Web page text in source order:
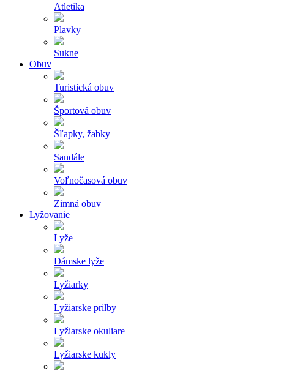
Atletika
Plavky
Sukne
Obuv
Turistická obuv
Športová obuv
Šľapky, žabky
Sandále
Voľnočasová obuv
Zimná obuv
Lyžovanie
Lyže
Dámske lyže
Lyžiarky
Lyžiarske prilby
Lyžiarske okuliare
Lyžiarske kukly